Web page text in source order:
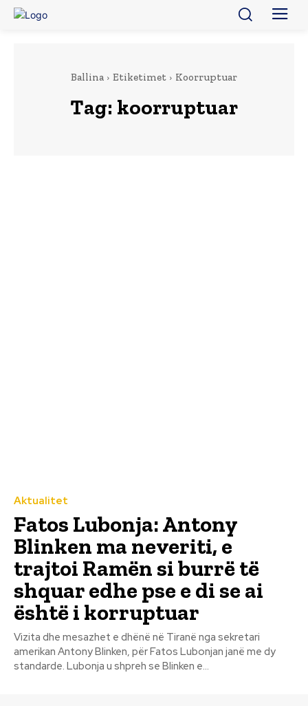
Ballina Etiketimet Koorruptuar
Tag: koorruptuar
Aktualitet
Fatos Lubonja: Antony
Blinken ma neveriti, e
trajtoi Ramën si burrë të
shquar edhe pse e di se ai
është i korruptuar
Vizita dhe mesazhet e dhënë në Tiranë nga sekretari
amerikan Antony Blinken, për Fatos Lubonjan janë me dy
standarde. Lubonja u shpreh se Blinken e...